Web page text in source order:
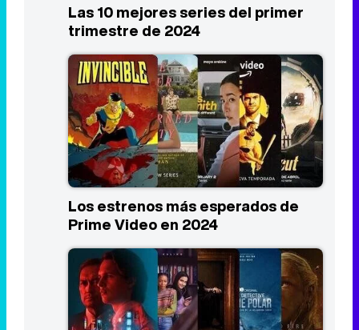
Las 10 mejores series del primer
trimestre de 2024
Los estrenos más esperados de
Prime Video en 2024